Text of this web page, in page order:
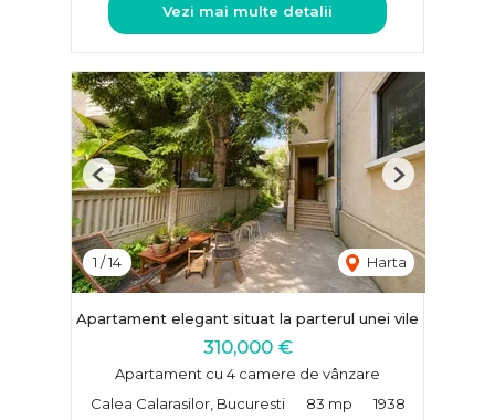
Vezi mai multe detalii
1 /14 Harta
Previous Next
Apartament elegant situat la parterul unei vile
310,000 €
Apartament cu 4 camere de vânzare
Calea Calarasilor, Bucuresti
83 mp 1938